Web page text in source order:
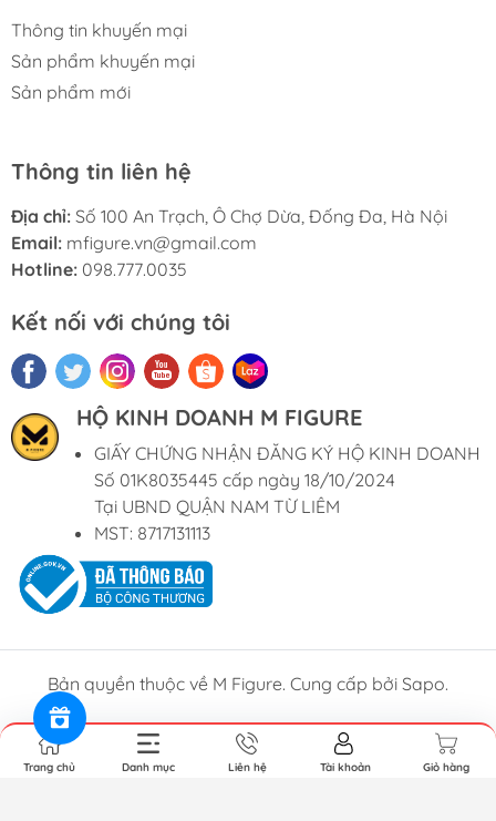
Thông tin khuyến mại
Sản phẩm khuyến mại
Sản phẩm mới
Thông tin liên hệ
Địa chỉ: Số 100 An Trạch, Ô Chợ Dừa, Đống Đa, Hà Nội
Email: mfigure.vn@gmail.com
Hotline: 098.777.0035
Kết nối với chúng tôi
HỘ KINH DOANH M FIGURE
GIẤY CHỨNG NHẬN ĐĂNG KÝ HỘ KINH DOANH
Số 01K8035445 cấp ngày 18/10/2024
Tại UBND QUẬN NAM TỪ LIÊM
MST: 8717131113
Bản quyền thuộc về M Figure. Cung cấp bởi Sapo.
Trang chủ Danh mục Liên hệ Tài khoản Giỏ hàng